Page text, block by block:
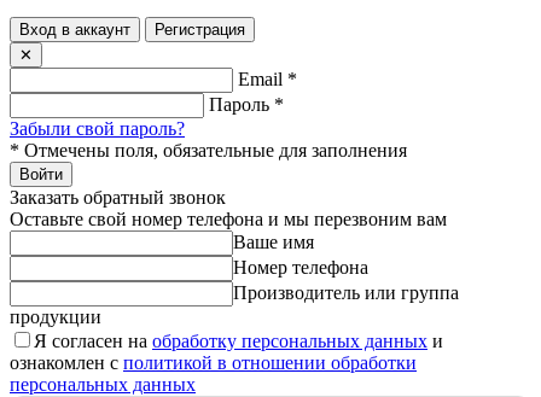
Вход в аккаунт
Регистрация
✕
Email *
Пароль *
Забыли свой пароль?
* Отмечены поля, обязательные для заполнения
Войти
Заказать обратный звонок
Оставьте свой номер телефона и мы перезвоним вам
Ваше имя
Номер телефона
Производитель или группа
продукции
Я согласен на обработку персональных данных и
ознакомлен с политикой в отношении обработки
персональных данных